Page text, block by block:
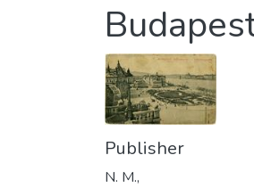
Publisher
N. M.,